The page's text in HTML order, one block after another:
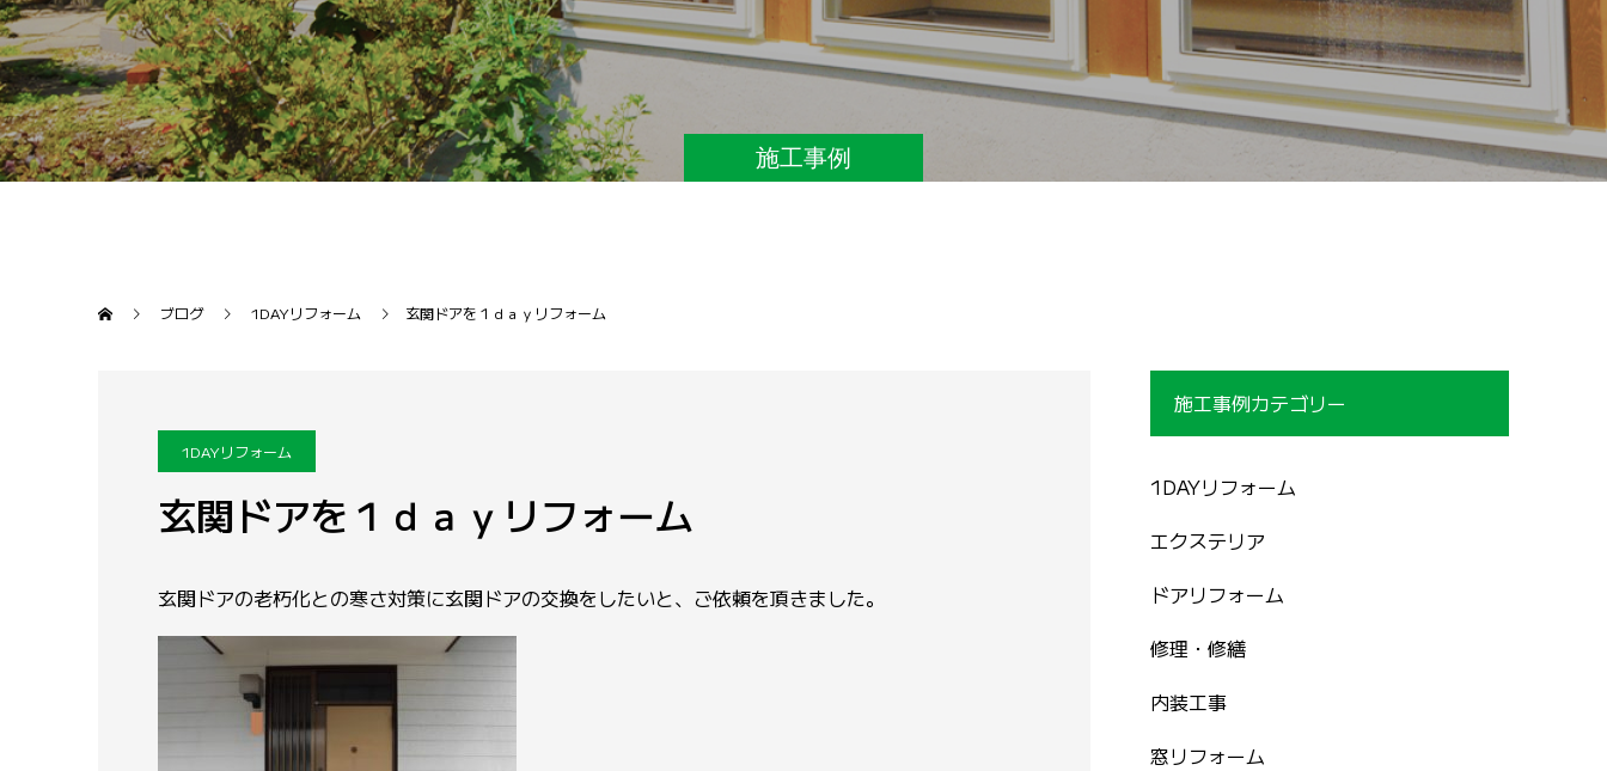
施工事例
ブログ 1DAYリフォーム 玄関ドアを１ｄａｙリフォーム
1DAYリフォーム
玄関ドアを１ｄａｙリフォーム
玄関ドアの老朽化との寒さ対策に玄関ドアの交換をしたいと、ご依頼を頂きました。
施工事例カテゴリー
1DAYリフォーム
エクステリア
ドアリフォーム
修理・修繕
内装工事
窓リフォーム